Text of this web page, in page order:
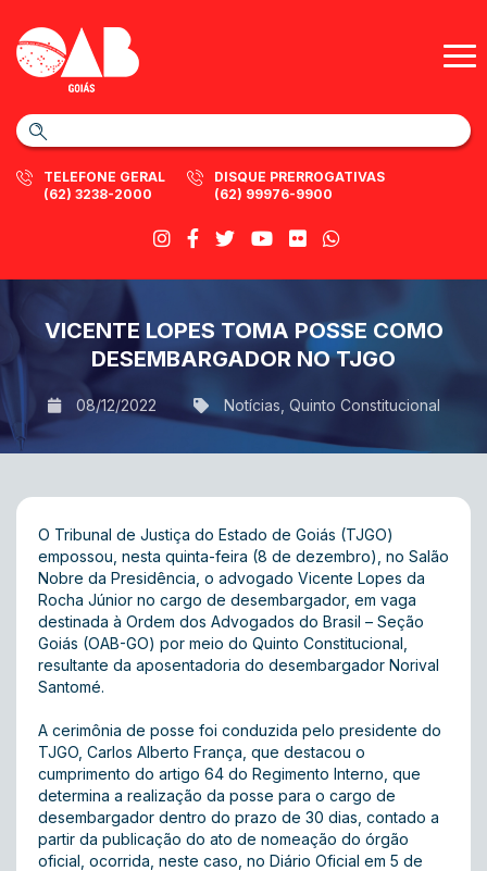
TELEFONE GERAL
(62) 3238-2000
DISQUE PRERROGATIVAS
(62) 99976-9900
VICENTE LOPES TOMA POSSE COMO
DESEMBARGADOR NO TJGO
08/12/2022 Notícias Quinto Constitucional
O Tribunal de Justiça do Estado de Goiás (TJGO)
empossou, nesta quinta-feira (8 de dezembro), no Salão
Nobre da Presidência, o advogado Vicente Lopes da
Rocha Júnior no cargo de desembargador, em vaga
destinada à Ordem dos Advogados do Brasil – Seção
Goiás (OAB-GO) por meio do Quinto Constitucional,
resultante da aposentadoria do desembargador Norival
Santomé.
A cerimônia de posse foi conduzida pelo presidente do
TJGO, Carlos Alberto França, que destacou o
cumprimento do artigo 64 do Regimento Interno, que
determina a realização da posse para o cargo de
desembargador dentro do prazo de 30 dias, contado a
partir da publicação do ato de nomeação do órgão
oficial, ocorrida, neste caso, no Diário Oficial em 5 de